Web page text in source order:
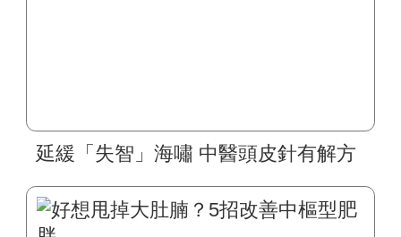
延緩「失智」海嘯 中醫頭皮針有解方